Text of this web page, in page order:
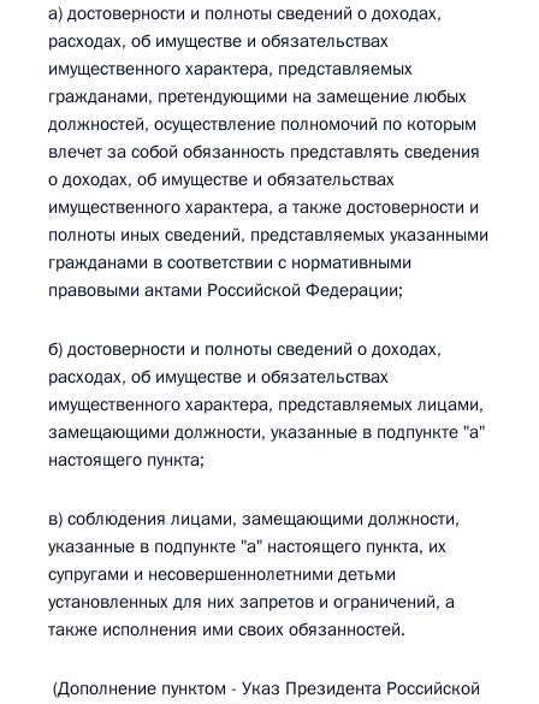
а) достоверности и полноты сведений о доходах,
расходах, об имуществе и обязательствах
имущественного характера, представляемых
гражданами, претендующими на замещение любых
должностей, осуществление полномочий по которым
влечет за собой обязанность представлять сведения
о доходах, об имуществе и обязательствах
имущественного характера, а также достоверности и
полноты иных сведений, представляемых указанными
гражданами в соответствии с нормативными
правовыми актами Российской Федерации;
б) достоверности и полноты сведений о доходах,
расходах, об имуществе и обязательствах
имущественного характера, представляемых лицами,
замещающими должности, указанные в подпункте "а"
настоящего пункта;
в) соблюдения лицами, замещающими должности,
указанные в подпункте "а" настоящего пункта, их
супругами и несовершеннолетними детьми
установленных для них запретов и ограничений, а
также исполнения ими своих обязанностей.
(Дополнение пунктом - Указ Президента Российской